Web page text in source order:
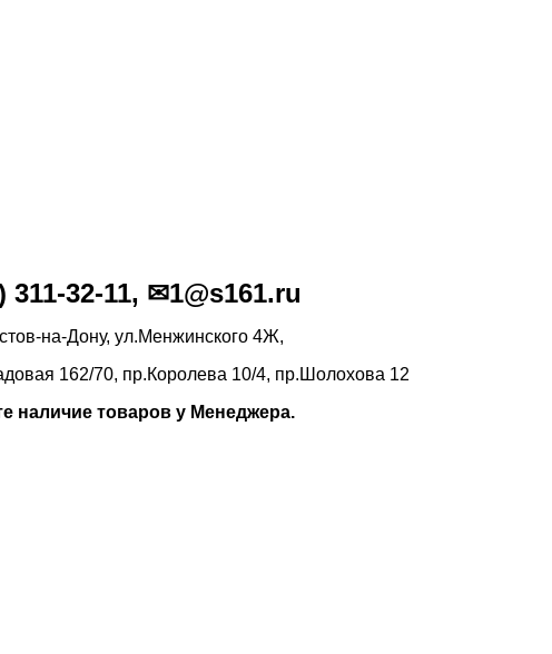
311-32-11, ✉1@s161.ru
на-Дону, ул.Менжинского 4Ж,
162/70, пр.Королева 10/4, пр.Шолохова 12
наличие товаров у Менеджера.